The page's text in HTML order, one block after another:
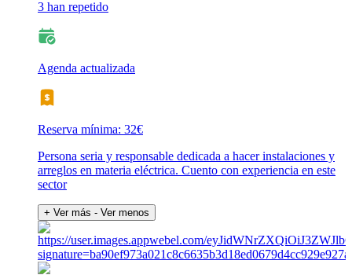
3 han repetido
Agenda actualizada
Reserva mínima: 32€
Persona seria y responsable dedicada a hacer instalaciones y
arreglos en materia eléctrica. Cuento con experiencia en este
sector
+ Ver más - Ver menos